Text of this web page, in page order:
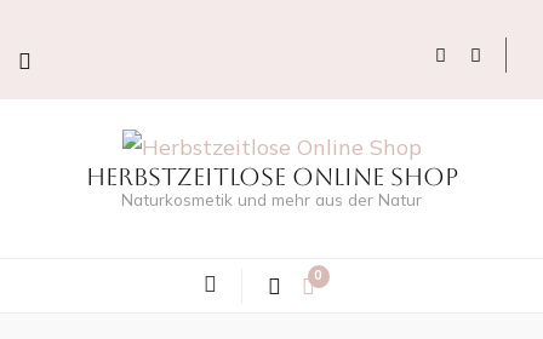
Herbstzeitlose Online Shop
Naturkosmetik und mehr aus der Natur
0